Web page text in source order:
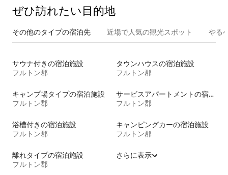
ぜひ訪⁠れ⁠た⁠い目⁠的⁠地
その他のタ⁠イ⁠プ⁠の宿⁠泊⁠先 近場で人気の観光スポット やる
サウナ付きの宿泊施設
フルトン郡
タウンハウスの宿泊施設
フルトン郡
キャンプ場タイプの宿泊施設
フルトン郡
サービスアパートメントの宿泊施設
フルトン郡
浴槽付きの宿泊施設
フルトン郡
キャンピングカーの宿泊施設
フルトン郡
離れタイプの宿泊施設
フルトン郡
さらに表示